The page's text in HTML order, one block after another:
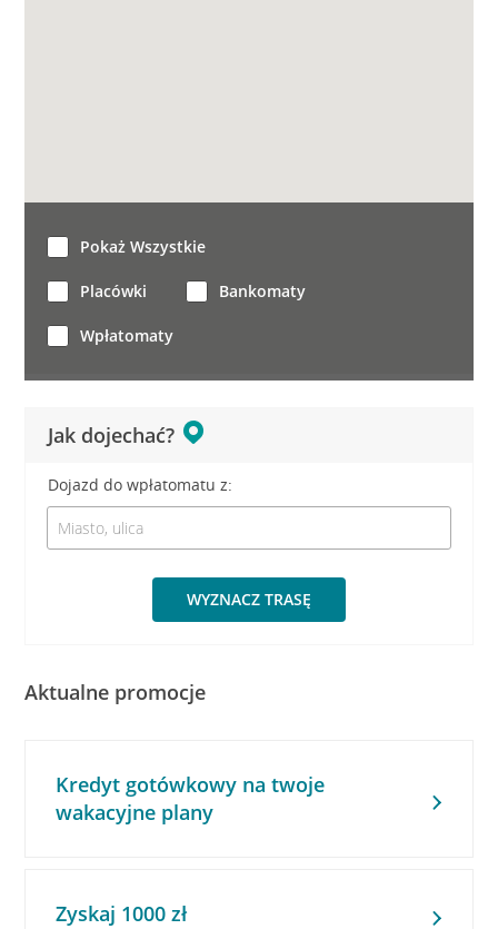
Jak dojechać?
Dojazd do wpłatomatu z:
WYZNACZ TRASĘ
Pokaż Wszystkie
Placówki Bankomaty
Wpłatomaty
Aktualne promocje
Kredyt gotówkowy na twoje
wakacyjne plany
Zyskaj 1000 zł